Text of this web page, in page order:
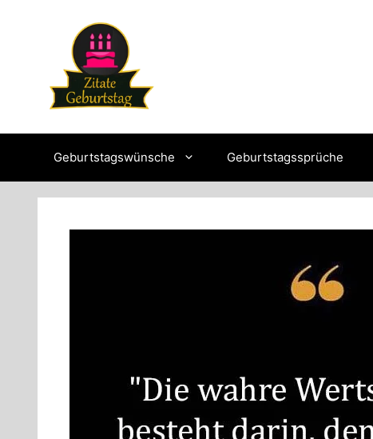
Geburtstagswünsche Geburtstagssprüche